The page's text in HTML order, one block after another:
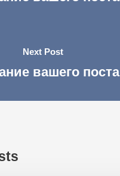
Next Post
вашего поста